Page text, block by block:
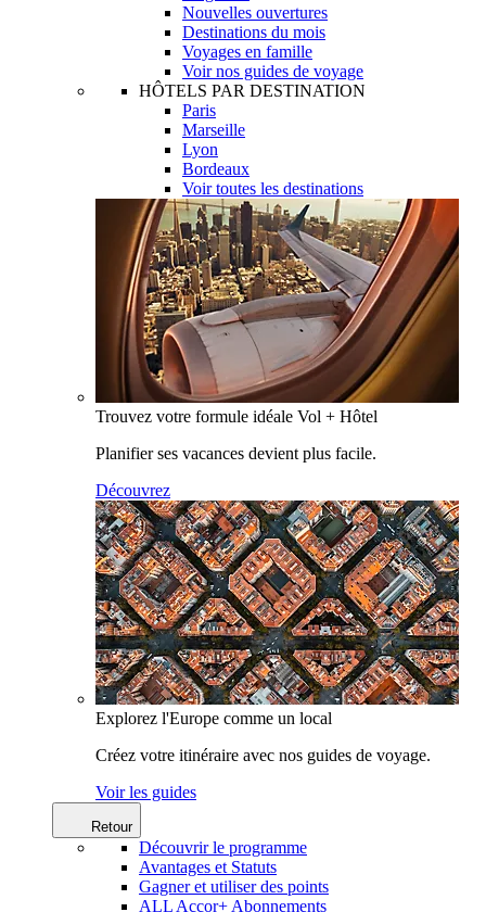
Nouvelles ouvertures
Destinations du mois
Voyages en famille
Voir nos guides de voyage
HÔTELS PAR DESTINATION
Paris
Marseille
Lyon
Bordeaux
Voir toutes les destinations
Trouvez votre formule idéale Vol + Hôtel
Planifier ses vacances devient plus facile.
Découvrez
Explorez l'Europe comme un local
Créez votre itinéraire avec nos guides de voyage.
Voir les guides
Retour
Découvrir le programme
Avantages et Statuts
Gagner et utiliser des points
ALL Accor+ Abonnements